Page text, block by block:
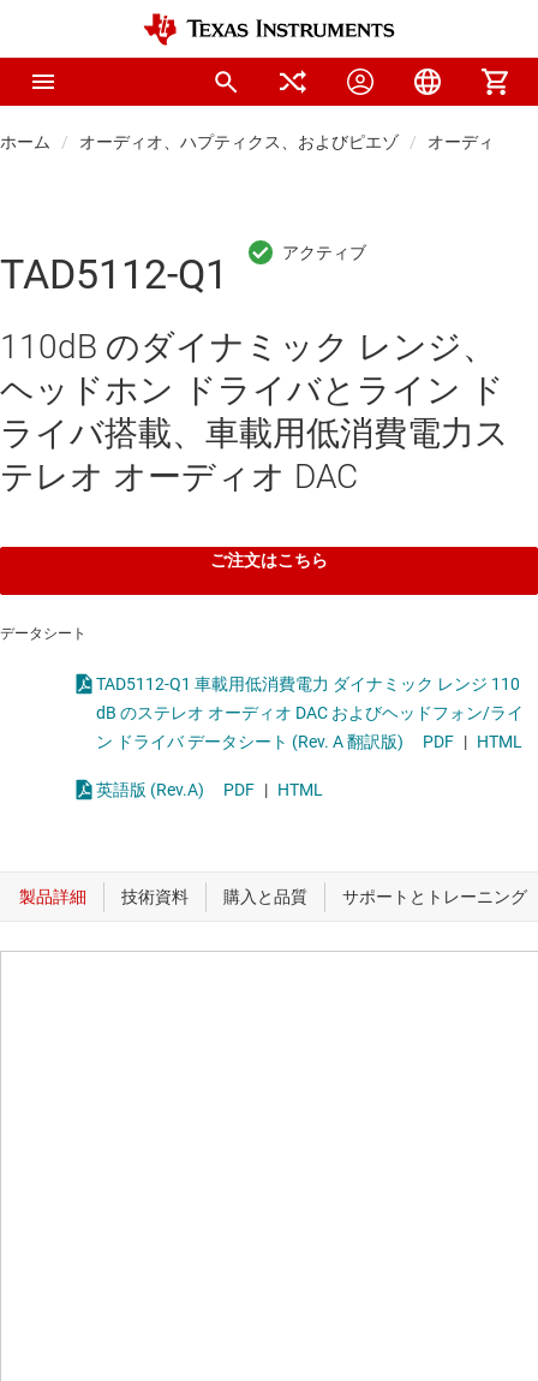
ホーム オーディオ、ハプティクス、およびピエゾ オーディオ コ
TAD5112-Q1
110dB のダイナミック レンジ、
ヘッドホン ドライバとライン ド
ライバ搭載、車載用低消費電力ス
テレオ オーディオ DAC
ご注文はこちら
データシート
TAD5112-Q1 車載用低消費電力 ダイナミック レンジ 110
dB のステレオ オーディオ DAC およびヘッドフォン/ライ
ン ドライバ データシート (Rev. A 翻訳版)
PDF | HTML
英語版 (Rev.A) PDF | HTML